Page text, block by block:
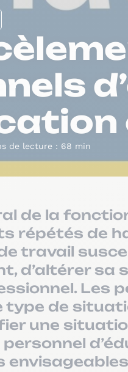
de lecture : 68 min
de la
répétés de
travail
d’altérer
Les
type de
une